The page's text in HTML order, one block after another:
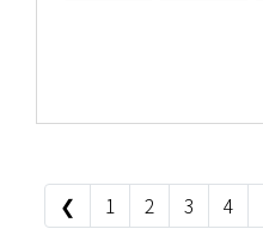
❮ 1 2 3 4